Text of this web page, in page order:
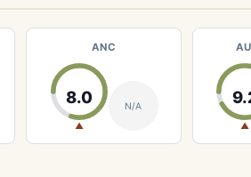
ANC
8.0
▲
N/A
▲